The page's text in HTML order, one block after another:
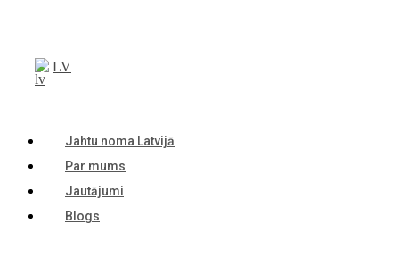
LV
Jahtu noma Latvijā
Par mums
Jautājumi
Blogs